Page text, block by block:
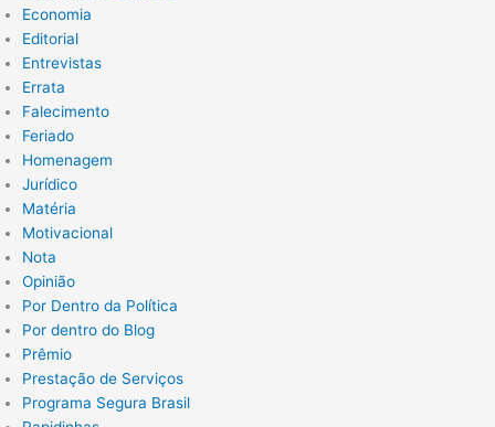
Economia
Editorial
Entrevistas
Errata
Falecimento
Feriado
Homenagem
Jurídico
Matéria
Motivacional
Nota
Opinião
Por Dentro da Política
Por dentro do Blog
Prêmio
Prestação de Serviços
Programa Segura Brasil